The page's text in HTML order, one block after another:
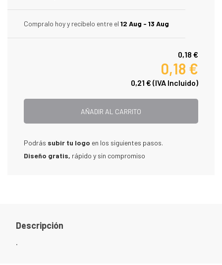
Compralo hoy y recibelo entre el 12 Aug - 13 Aug
0,18 €
0,18 €
0,21 € (IVA Incluido)
AÑADIR AL CARRITO
Podrás subir tu logo en los siguientes pasos.
Diseño gratis, rápido y sin compromiso
Descripción
.